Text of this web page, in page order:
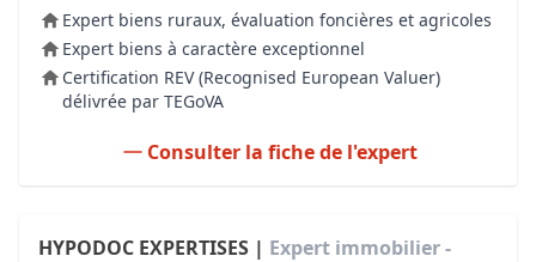
Expert biens ruraux, évaluation foncières et agricoles
Expert biens à caractère exceptionnel
Certification REV (Recognised European Valuer)
délivrée par TEGoVA
Consulter la fiche de l'expert
HYPODOC EXPERTISES | Expert immobilier -